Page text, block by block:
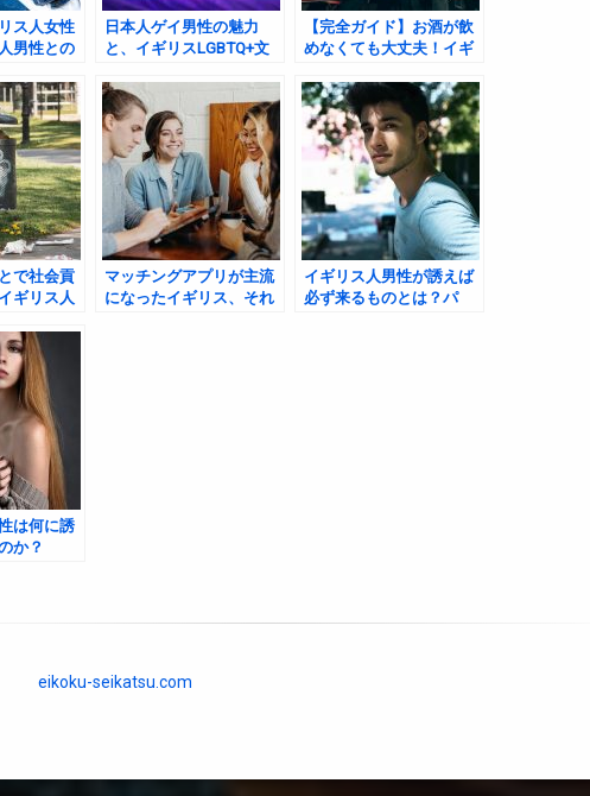
ス人女性
男性との
日本人ゲイ男性の魅力
と、イギリスLGBTQ+文
【完全ガイド】お酒が飲
めなくても大丈夫！イギ
めの“ソバー”な方法
で社会貢
ギリス人
マッチングアプリが主流
になったイギリス、それ
イギリス人男性が誘えば
必ず来るものとは？パ
は何に誘
か？
eikoku-seikatsu.com